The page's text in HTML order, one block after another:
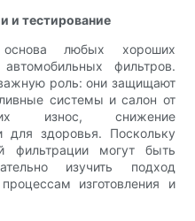
и тестирование
любых хороших
фильтров.
роль: они защищают
системы и салон от
износ, снижение
для здоровья. Поскольку
фильтрации могут быть
изучить подход
изготовления и